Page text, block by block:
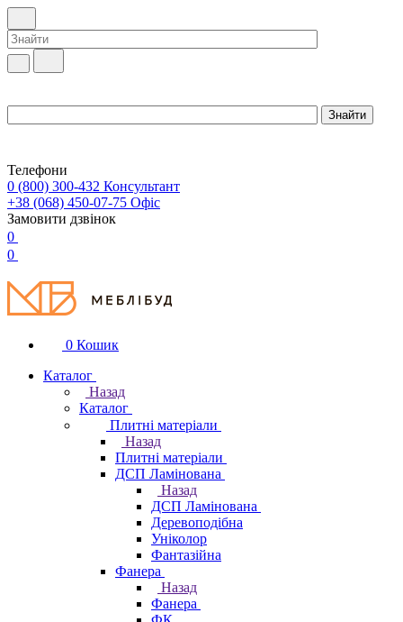
Телефони
0 (800) 300-432 Консультант
+38 (068) 450-07-75 Офіс
Замовити дзвінок
0
0
0 Кошик
Каталог
Назад
Каталог
Плитні матеріали
Назад
Плитні матеріали
ДСП Ламінована
Назад
ДСП Ламінована
Деревоподібна
Уніколор
Фантазійна
Фанера
Назад
Фанера